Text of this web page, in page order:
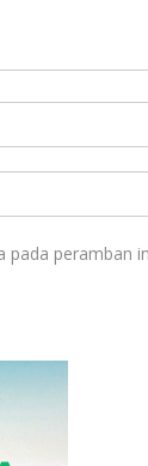
pada peramban